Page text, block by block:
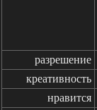
разрешение
креативность
нравится